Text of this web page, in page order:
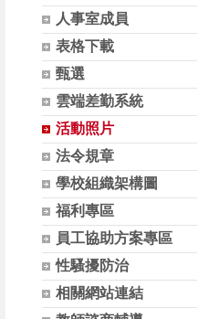
人事室成員
表格下載
甄選
雲端差勤系統
活動照片
法令規章
學校組織架構圖
福利專區
員工協助方案專區
性騷擾防治
相關網站連結